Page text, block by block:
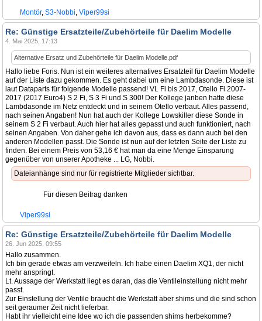
Montör, S3-Nobbi, Viper99si
Re: Günstige Ersatzteile/Zubehörteile für Daelim Modelle
4. Mai 2025, 17:13
Alternative Ersatz und Zubehörteile für Daelim Modelle.pdf
Hallo liebe Foris. Nun ist ein weiteres alternatives Ersatzteil für Daelim Modelle
auf der Liste dazu gekommen. Es geht dabei um eine Lambdasonde. Diese ist
laut Dataparts für folgende Modelle passend! VL Fi bis 2017, Otello Fi 2007-
2017 (2017 Euro4) S 2 Fi, S 3 Fi und S 300! Der Kollege janben hatte diese
Lambdasonde im Netz entdeckt und in seinem Otello verbaut. Alles passend,
nach seinen Angaben! Nun hat auch der Kollege Lowskiller diese Sonde in
seinem S 2 Fi verbaut. Auch hier hat alles gepasst und auch funktioniert, nach
seinen Angaben. Von daher gehe ich davon aus, dass es dann auch bei den
anderen Modellen passt. Die Sonde ist nun auf der letzten Seite der Liste zu
finden. Bei einem Preis von 53,16 € hat man da eine Menge Einsparung
gegenüber von unserer Apotheke ... LG, Nobbi.
Dateianhänge sind nur für registrierte Mitglieder sichtbar.
Für diesen Beitrag danken
Viper99si
Re: Günstige Ersatzteile/Zubehörteile für Daelim Modelle
26. Jun 2025, 09:55
Hallo zusammen.
Ich bin gerade etwas am verzweifeln. Ich habe einen Daelim XQ1, der nicht
mehr anspringt.
Lt. Aussage der Werkstatt liegt es daran, das die Ventileinstellung nicht mehr
passt.
Zur Einstellung der Ventile braucht die Werkstatt aber shims und die sind schon
seit geraumer Zeit nicht lieferbar.
Habt ihr vielleicht eine Idee wo ich die passenden shims herbekomme?